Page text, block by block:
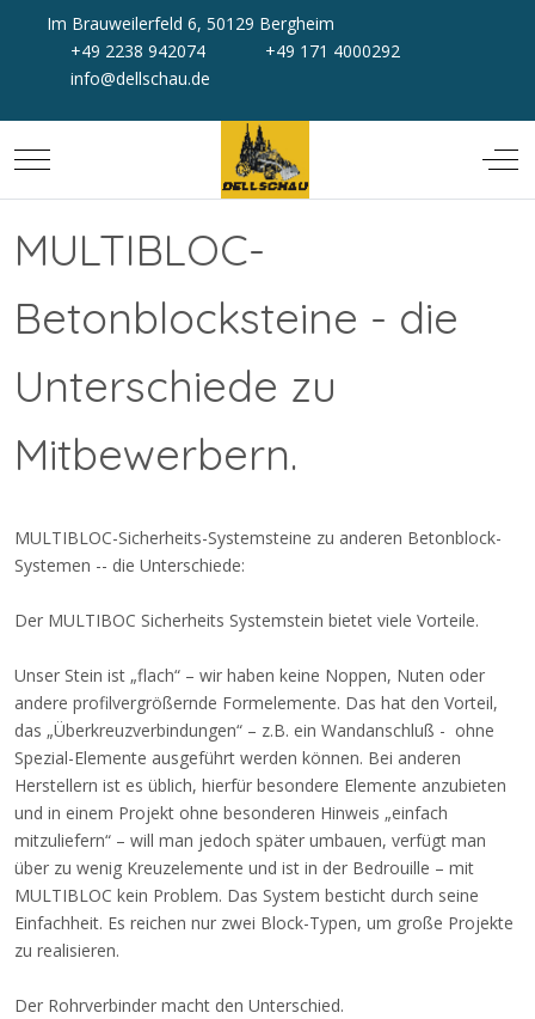
Im Brauweilerfeld 6, 50129 Bergheim
+49 2238 942074
+49 171 4000292
info@dellschau.de
Mobile Menu Toggle Off-
MULTIBLOC-
Betonblocksteine - die
Unterschiede zu
Mitbewerbern.
MULTIBLOC-Sicherheits-Systemsteine zu anderen Betonblock-
Systemen -- die Unterschiede:
Der MULTIBOC Sicherheits Systemstein bietet viele Vorteile.
Unser Stein ist „flach“ – wir haben keine Noppen, Nuten oder
andere profilvergrößernde Formelemente. Das hat den Vorteil,
das „Überkreuzverbindungen“ – z.B. ein Wandanschluß - ohne
Spezial-Elemente ausgeführt werden können. Bei anderen
Herstellern ist es üblich, hierfür besondere Elemente anzubieten
und in einem Projekt ohne besonderen Hinweis „einfach
mitzuliefern“ – will man jedoch später umbauen, verfügt man
über zu wenig Kreuzelemente und ist in der Bedrouille – mit
MULTIBLOC kein Problem. Das System besticht durch seine
Einfachheit. Es reichen nur zwei Block-Typen, um große Projekte
zu realisieren.
Der Rohrverbinder macht den Unterschied.